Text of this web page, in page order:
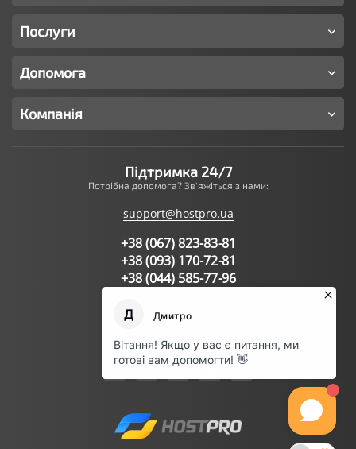
Послуги
Допомога
Компанія
Підтримка 24/7
Потрібна допомога? Зв'яжіться з нами:
support@hostpro.ua
+38 (067) 823-83-81
+38 (093) 170-72-81
+38 (044) 585-77-96
Ми в соц.мережах: